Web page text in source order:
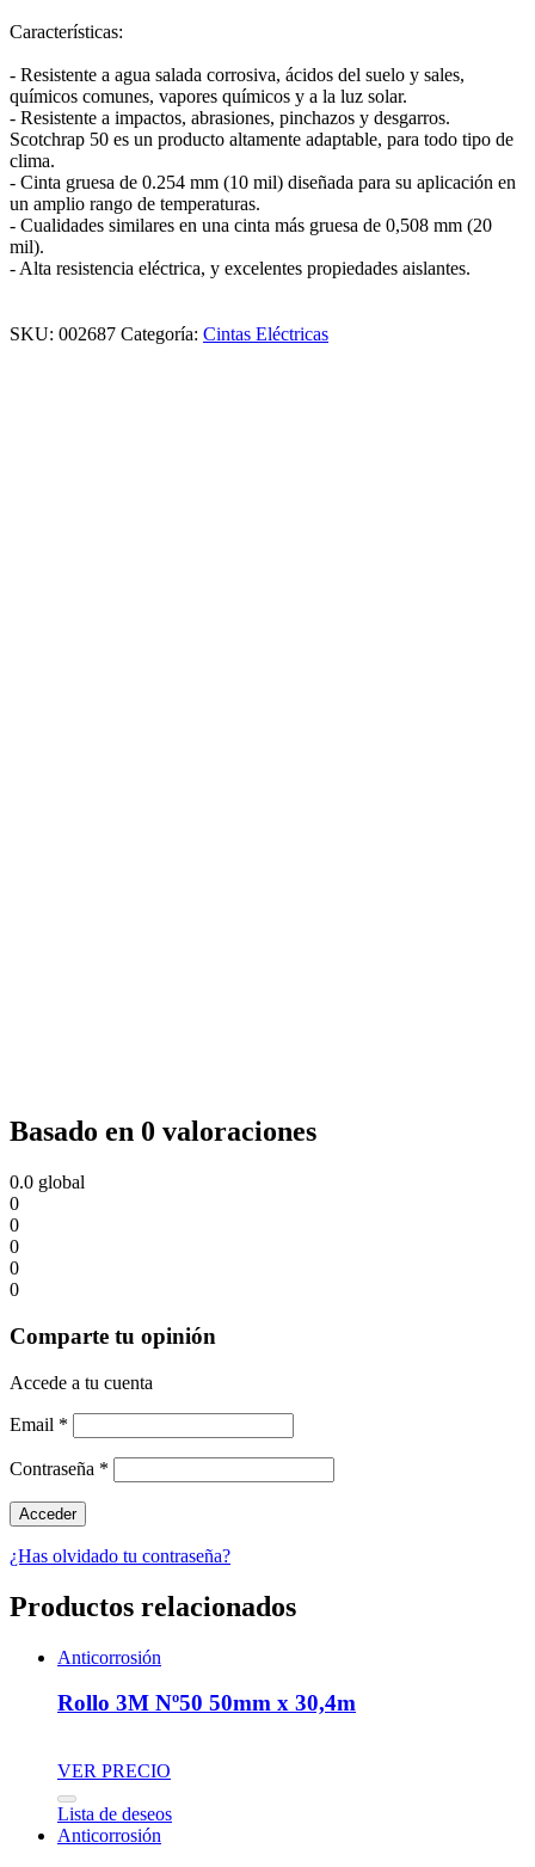
Características:
- Resistente a agua salada corrosiva, ácidos del suelo y sales,
químicos comunes, vapores químicos y a la luz solar.
- Resistente a impactos, abrasiones, pinchazos y desgarros.
Scotchrap 50 es un producto altamente adaptable, para todo tipo de
clima.
- Cinta gruesa de 0.254 mm (10 mil) diseñada para su aplicación en
un amplio rango de temperaturas.
- Cualidades similares en una cinta más gruesa de 0,508 mm (20
mil).
- Alta resistencia eléctrica, y excelentes propiedades aislantes.
SKU: 002687 Categoría: Cintas Eléctricas
Basado en 0 valoraciones
0.0 global
0
0
0
0
0
Comparte tu opinión
Accede a tu cuenta
Email *
Contraseña *
¿Has olvidado tu contraseña?
Productos relacionados
Anticorrosión
Rollo 3M Nº50 50mm x 30,4m
VER PRECIO
Lista de deseos
Anticorrosión